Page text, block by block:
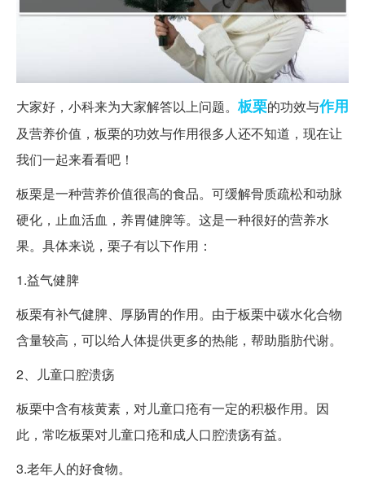
大家好，小科来为大家解答以上问题。板栗的功效与作用
及营养价值，板栗的功效与作用很多人还不知道，现在让
我们一起来看看吧！
板栗是一种营养价值很高的食品。可缓解骨质疏松和动脉
硬化，止血活血，养胃健脾等。这是一种很好的营养水
果。具体来说，栗子有以下作用：
1.益气健脾
板栗有补气健脾、厚肠胃的作用。由于板栗中碳水化合物
含量较高，可以给人体提供更多的热能，帮助脂肪代谢。
2、儿童口腔溃疡
板栗中含有核黄素，对儿童口疮有一定的积极作用。因
此，常吃板栗对儿童口疮和成人口腔溃疡有益。
3.老年人的好食物。